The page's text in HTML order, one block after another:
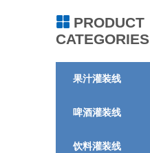
PRODUCT
CATEGORIES
果汁灌装线
啤酒灌装线
饮料灌装线